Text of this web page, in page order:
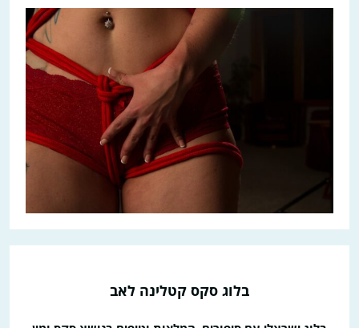
בלוג סקס קטלינה לאב